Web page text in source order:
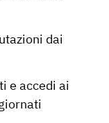
dai
e accedi ai